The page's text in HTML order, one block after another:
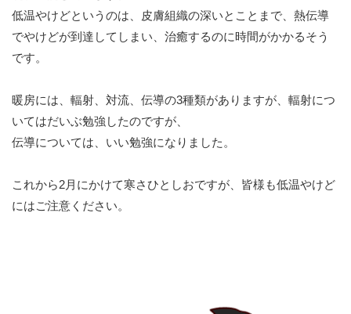
低温やけどというのは、皮膚組織の深いとことまで、熱伝導
でやけどが到達してしまい、治癒するのに時間がかかるそう
です。
暖房には、輻射、対流、伝導の3種類がありますが、輻射につ
いてはだいぶ勉強したのですが、
伝導については、いい勉強になりました。
これから2月にかけて寒さひとしおですが、皆様も低温やけど
にはご注意ください。